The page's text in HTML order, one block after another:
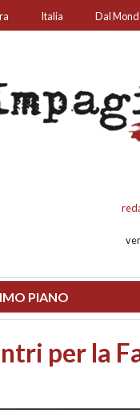
Italia Dal
PIANO
un
edilizi